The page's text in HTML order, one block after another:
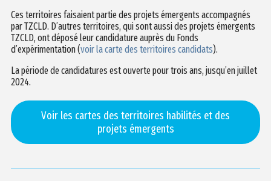
Ces territoires faisaient partie des projets émergents accompagnés
par TZCLD. D’autres territoires, qui sont aussi des projets émergents
TZCLD, ont déposé leur candidature auprès du Fonds
d’expérimentation (voir la carte des territoires candidats).
La période de candidatures est ouverte pour trois ans, jusqu’en juillet
2024.
Voir les cartes des territoires habilités et des
projets émergents